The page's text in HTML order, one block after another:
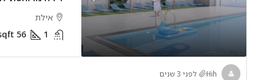
אילת
1
56
Hih לפני 3 שנים